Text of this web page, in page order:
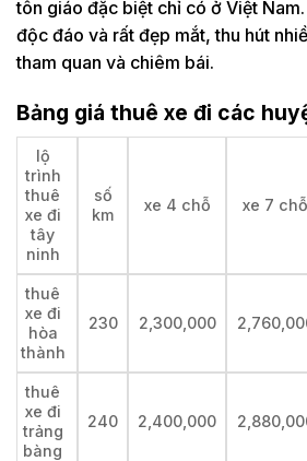
tôn giáo đặc biệt chỉ có ở Việt
độc đáo và rất đẹp mắt, thu hút
tham quan và chiêm bái.
Bảng giá thuê xe đi các
lộ
trình
thuê
xe đi
tây
ninh
số
km
xe 4 chỗ xe 7 chỗ
thuê
xe đi
hòa
thành
230 2,300,000
thuê
xe đi
trảng
bàng
240 2,400,000